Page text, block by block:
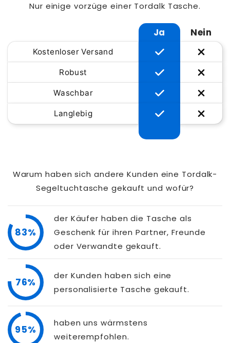
Nur einige vorzüge einer Tordalk Tasche.
Ja Nein
Kostenloser Versand
Robust
Waschbar
Langlebig
Warum haben sich andere Kunden eine Tordalk-
Segeltuchtasche gekauft und wofür?
83%
der Käufer haben die Tasche als
Geschenk für ihren Partner, Freunde
oder Verwandte gekauft.
76%
der Kunden haben sich eine
personalisierte Tasche gekauft.
95%
haben uns wärmstens
weiterempfohlen.